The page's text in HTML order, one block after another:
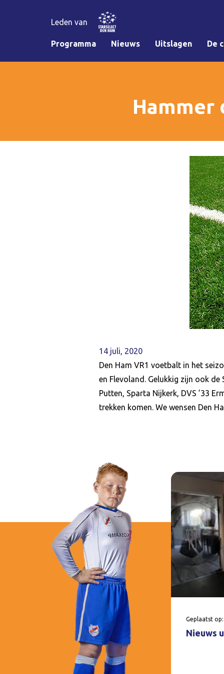
Leden van
Programma Nieuws Uitslagen De
Hammer
14 juli, 2020
Den Ham VR1 voetbalt in het
en Flevoland. Gelukkig zijn ook
Putten, Sparta Nijkerk, DVS ’33
trekken komen. We wensen Den
Geplaatst
Nieuws